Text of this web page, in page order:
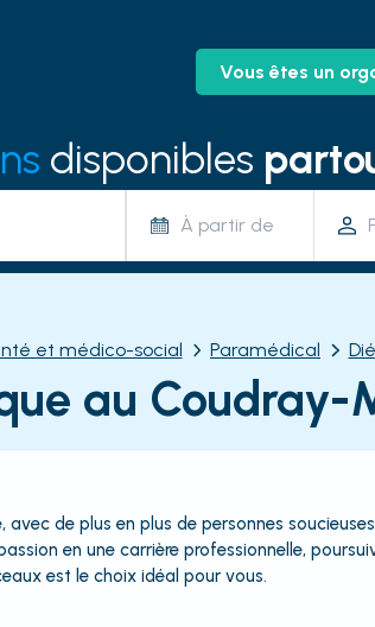
Vous êtes un
disponibles
À partir de
et médico-social Paramédical
au Coudray-
avec de plus en plus de personnes
en une carrière professionnelle,
est le choix idéal pour vous.